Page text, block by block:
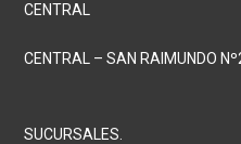
CENTRAL
CENTRAL – SAN RAIMUNDO
SUCURSALES.